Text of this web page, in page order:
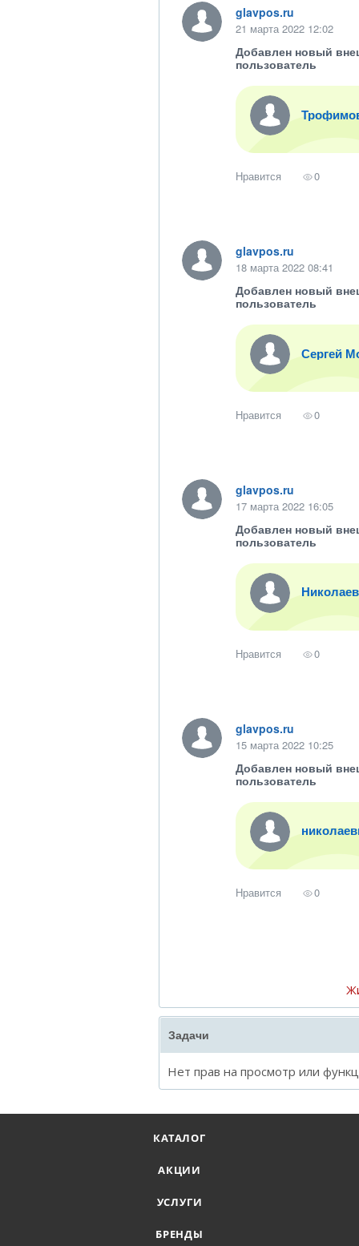
glavpos.ru
21 марта 2022 12:02
Добавлен новый
пользователь
Нравится 0
glavpos.ru
18 марта 2022 08:41
Добавлен новый
пользователь
Сергей
Нравится 0
glavpos.ru
17 марта 2022 16:05
Добавлен новый
пользователь
Нравится 0
glavpos.ru
15 марта 2022 10:25
Добавлен новый
пользователь
Нравится 0
Задачи
Нет прав на просмотр или
КАТАЛОГ
АКЦИИ
УСЛУГИ
БРЕНДЫ